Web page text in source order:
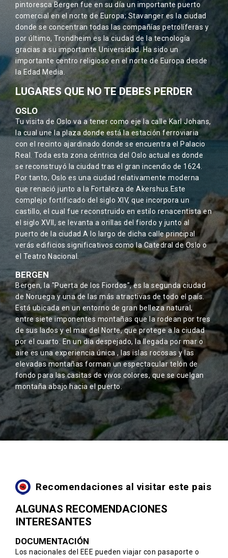
pintoresca Bergen fue en su día un importante puerto
comercial en el norte de Europa; Stavanger es la ciudad
donde se concentran todas las compañías petrolíferas y
por último, Trondheim es la ciudad de la tecnología
gracias a su importante Universidad. Ha sido un
importante centro religioso en el norte de Europa desde
la Edad Media.
LUGARES QUE NO TE DEBES PERDER
OSLO
Tu visita de Oslo va a tener como eje la calle Karl Johans,
la cual une la plaza donde está la estación ferroviaria
con el recinto ajardinado donde se encuentra el Palacio
Real. Toda esta zona céntrica del Oslo actual es donde
se reconstruyó la ciudad tras el gran incendio de 1624.
Por tanto, Oslo es una ciudad relativamente moderna
que renació junto a la Fortaleza de Akershus.Este
complejo fortificado del siglo XIV, que incorpora un
castillo, el cual fue reconstruido en estilo renacentista en
el siglo XVII, se levanta a orillas del fiordo y junto al
puerto de la ciudad.A lo largo de dicha calle principal
verás edificios significativos como la Catedral de Oslo o
el Teatro Nacional.
BERGEN
Bergen, la "Puerta de los Fiordos", es la segunda ciudad
de Noruega y una de las más atractivas de todo el país.
Está ubicada en un entorno de gran belleza natural,
entre siete imponentes montañas que la rodean por tres
de sus lados y el mar del Norte, que protege a la ciudad
por el cuarto. En un día despejado, la llegada por mar o
aire es una experiencia única , las islas rocosas y las
elevadas montañas forman un espectacular telón de
fondo para las casitas de vivos colores, que se cuelgan
montaña abajo hacia el puerto.
Recomendaciones al visitar este pais
ALGUNAS RECOMENDACIONES
INTERESANTES
DOCUMENTACIÓN
Los nacionales del EEE pueden viajar con pasaporte o